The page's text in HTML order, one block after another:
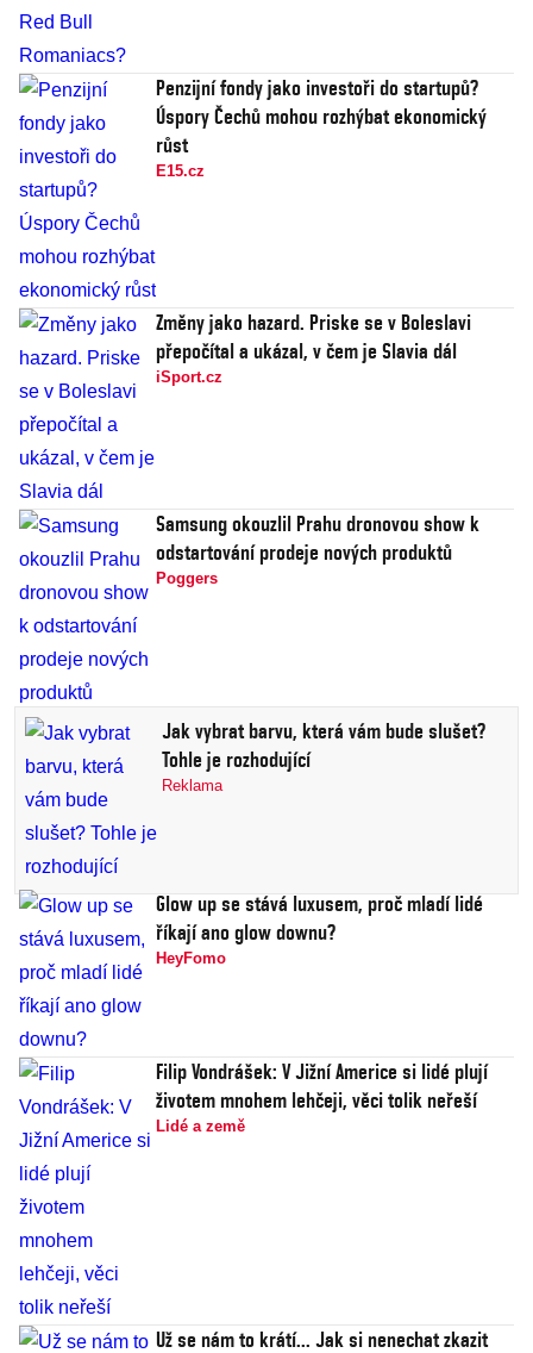
Penzijní fondy jako investoři do startupů?
Úspory Čechů mohou rozhýbat ekonomický
růst
E15.cz
Změny jako hazard. Priske se v Boleslavi
přepočítal a ukázal, v čem je Slavia dál
iSport.cz
Samsung okouzlil Prahu dronovou show k
odstartování prodeje nových produktů
Poggers
Jak vybrat barvu, která vám bude slušet?
Tohle je rozhodující
Reklama
Glow up se stává luxusem, proč mladí lidé
říkají ano glow downu?
HeyFomo
Filip Vondrášek: V Jižní Americe si lidé plují
životem mnohem lehčeji, věci tolik neřeší
Lidé a země
Už se nám to krátí... Jak si nenechat zkazit